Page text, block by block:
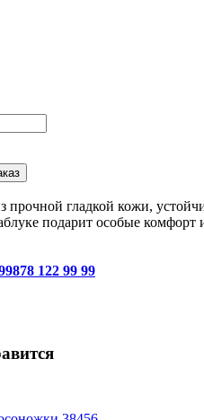
гладкой кожи,
подарит особые комфорт
122 99 99